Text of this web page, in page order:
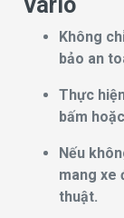
Vario
Không
bảo an
Thực
bấm
Nếu
mang xe
thuật.